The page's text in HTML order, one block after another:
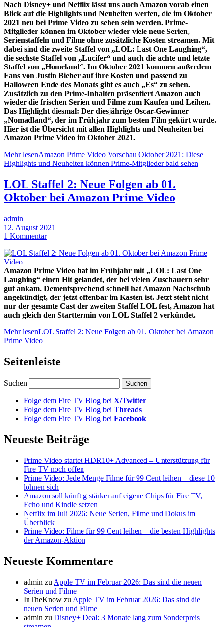
Nach Disney+ und Netflix lässt uns auch Amazon vorab einen
Blick auf die Highlights und Neuheiten werfen, die im Oktober
2021 neu bei Prime Video zu sehen sein werden. Prime-
Mitglieder können im Oktober wieder viele neue Serien,
Serienstaffeln und Filme ohne zusätzliche Kosten streamen. Mit
dabei sind die zweite Staffel von „LOL: Last One Laughing“,
die sechste Staffel von „Lucifer“ und auch die achte und letzte
Staffel von „Homeland“. Im Oktober 2021 kommen außerdem
Fans von Justin Bieber auf ihre Kosten und passend zu
Halloween Ende des Monats gibt es auch „Es“ zu sehen.
Zusätzlich zu den Prime-Inhalten präsentiert Amazon auch
wieder die frischen Serien und Filme zum Kaufen und Leihen.
Das Highlight diesmal: Der diesjährige Oscar-Gewinner
„Nomadland“, der im Frühjahr zum besten Film gekürt wurde.
Hier ist die Übersicht mit allen Highlights und Neuheiten bei
Amazon Prime Video im Oktober 2021.
Mehr lesenAmazon Prime Video Vorschau Oktober 2021: Diese
Highlights und Neuheiten können Prime-Mitglieder bald sehen
LOL Staffel 2: Neue Folgen ab 01.
Oktober bei Amazon Prime Video
admin
12. August 2021
1 Kommentar
Amazon Prime Video hat im Frühjahr mit „LOL: Last One
Laughing“ einen Hit gelandet, der bei vielen Zuschauern sehr
gut ankam. Dementsprechend schnell hat Amazon Nachschub
angekündigt, der jetzt offenbar im Kasten ist. Jetzt steht nicht
nur der gesamte Cast der zweiten Staffel LOL fest, Amazon hat
auch gleich den Starttermin von LOL Staffel 2 verkündet.
Mehr lesenLOL Staffel 2: Neue Folgen ab 01. Oktober bei Amazon
Prime Video
Seitenleiste
Suchen
Folge dem Fire TV Blog bei X/Twitter
Folge dem Fire TV Blog bei Threads
Folge dem Fire TV Blog bei Facebook
Neueste Beiträge
Prime Video startet HDR10+ Advanced – Unterstützung für
Fire TV noch offen
Prime Video: Jede Menge Filme für 99 Cent leihen – diese 10
lohnen sich
Amazon soll künftig stärker auf eigene Chips für Fire TV,
Echo und Kindle setzen
Netflix im Juli 2026: Neue Serien, Filme und Dokus im
Überblick
Prime Video: Filme für 99 Cent leihen – die besten Highlights
der Amazon-Aktion
Neueste Kommentare
admin zu Apple TV im Februar 2026: Das sind die neuen
Serien und Filme
InTheKnow zu Apple TV im Februar 2026: Das sind die
neuen Serien und Filme
admin zu Disney+ Deal: 3 Monate lang zum Sonderpreis